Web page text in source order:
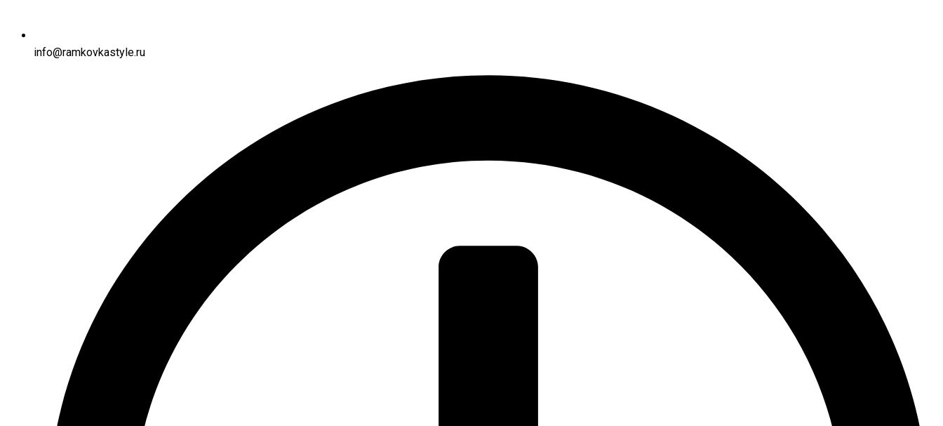
info@ramkovkastyle.ru